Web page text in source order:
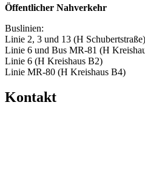
Öffentlicher Nahverkehr
Buslinien:
Linie 2, 3 und 13 (H Schubertstraße)
Linie 6 und Bus MR-81 (H
Linie 6 (H Kreishaus B2)
Linie MR-80 (H Kreishaus B4)
Kontakt